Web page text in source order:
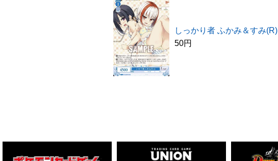
しっかり者 ふかみ＆すみ(R)
50円